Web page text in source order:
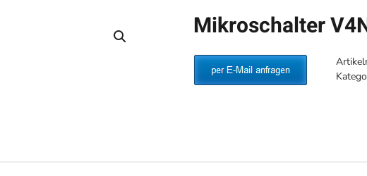
Mikroschalter